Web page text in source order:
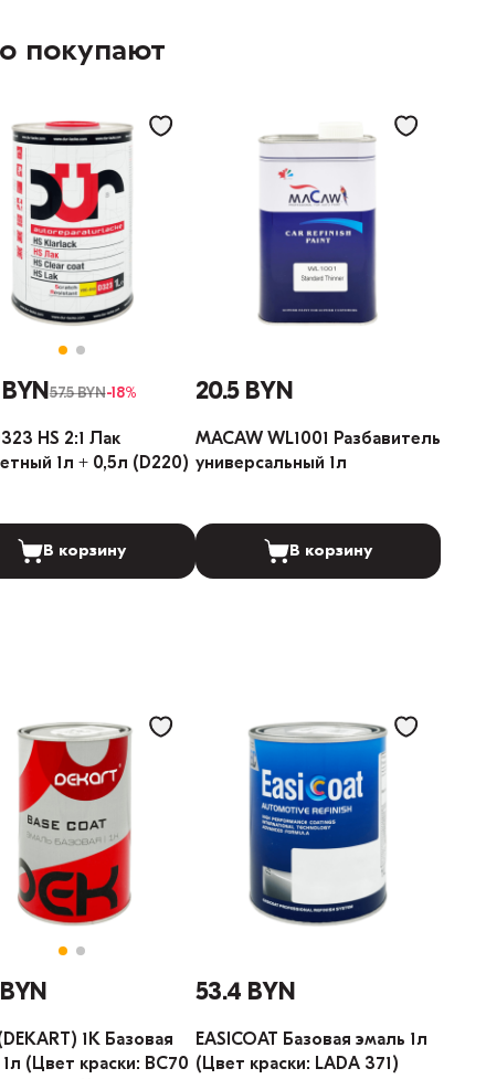
покупают
57.5 BYN-18%
HS 2:1 Лак
1л + 0,5л (D220)
В корзину
20.5 BYN
MACAW WL1001 Разбавитель
универсальный 1л
В корзину
1К Базовая
(Цвет краски: BC70
53.4 BYN
EASICOAT Базовая эмаль 1л
(Цвет краски: LADA 371)